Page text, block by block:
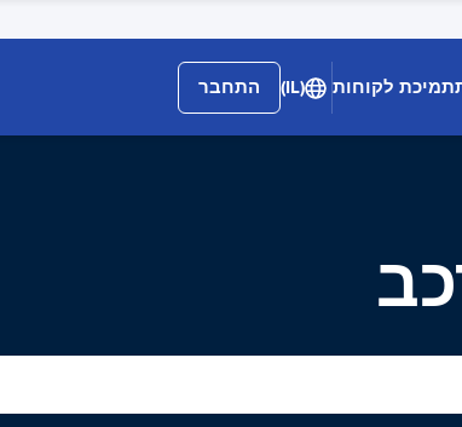
תמיכת לקוחות (IL) התחבר